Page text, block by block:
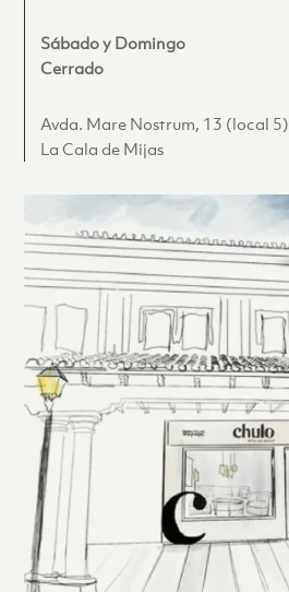
Sábado y Domingo
Cerrado
Avda. Mare Nostrum, 13 (local 5)
La Cala de Mijas